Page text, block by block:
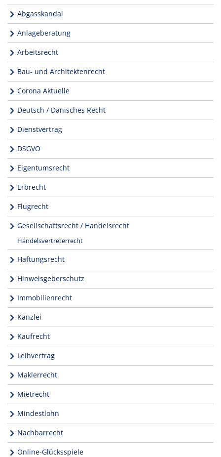
Abgasskandal
Anlageberatung
Arbeitsrecht
Bau- und Architektenrecht
Corona Aktuelle
Deutsch / Dänisches Recht
Dienstvertrag
DSGVO
Eigentumsrecht
Erbrecht
Flugrecht
Gesellschaftsrecht / Handelsrecht
Handelsvertreterrecht
Haftungsrecht
Hinweisgeberschutz
Immobilienrecht
Kanzlei
Kaufrecht
Leihvertrag
Maklerrecht
Mietrecht
Mindestlohn
Nachbarrecht
Online-Glücksspiele